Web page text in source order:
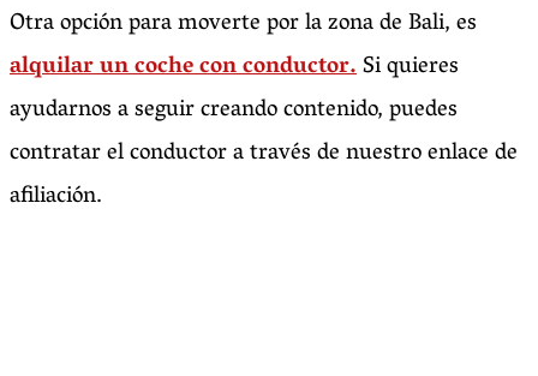
Otra opción para moverte por la zona de Bali, es
alquilar un coche con conductor.Si quieres
ayudarnos a seguir creando contenido, puedes
contratar el conductor a través de nuestro enlace de
afiliación.